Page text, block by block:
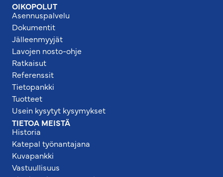
OIKOPOLUT
Asennuspalvelu
Dokumentit
Jälleenmyyjät
Lavojen nosto-ohje
Ratkaisut
Referenssit
Tietopankki
Tuotteet
Usein kysytyt kysymykset
TIETOA MEISTÄ
Historia
Katepal työnantajana
Kuvapankki
Vastuullisuus